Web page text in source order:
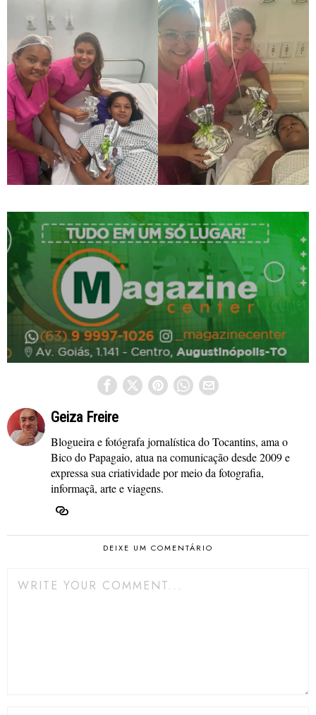
Geiza Freire
Blogueira e fotógrafa jornalística do Tocantins, ama o
Bico do Papagaio, atua na comunicação desde 2009 e
expressa sua criatividade por meio da fotografia,
informaçã, arte e viagens.
DEIXE UM COMENTÁRIO